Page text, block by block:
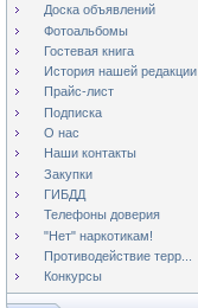
Доска объявлений
Фотоальбомы
Гостевая книга
История нашей редакции
Прайс-лист
Подписка
О нас
Наши контакты
Закупки
ГИБДД
Телефоны доверия
"Нет" наркотикам!
Противодействие терр...
Конкурсы